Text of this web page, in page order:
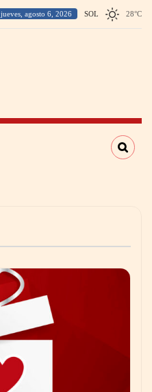
jueves, agosto 6, 2026 SOL 28°C